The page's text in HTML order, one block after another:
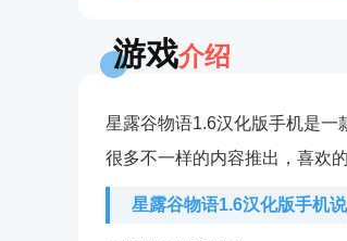
游戏介绍
星露谷物语1.6汉化版手机是一
很多不一样的内容推出，喜欢
星露谷物语1.6汉化版手机